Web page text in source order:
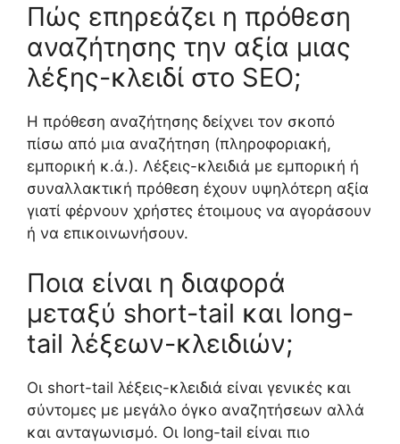
Πώς επηρεάζει η πρόθεση
αναζήτησης την αξία μιας
λέξης-κλειδί στο SEO;
Η πρόθεση αναζήτησης δείχνει τον σκοπό
πίσω από μια αναζήτηση (πληροφοριακή,
εμπορική κ.ά.). Λέξεις-κλειδιά με εμπορική ή
συναλλακτική πρόθεση έχουν υψηλότερη αξία
γιατί φέρνουν χρήστες έτοιμους να αγοράσουν
ή να επικοινωνήσουν.
Ποια είναι η διαφορά
μεταξύ short-tail και long-
tail λέξεων-κλειδιών;
Οι short-tail λέξεις-κλειδιά είναι γενικές και
σύντομες με μεγάλο όγκο αναζητήσεων αλλά
και ανταγωνισμό. Οι long-tail είναι πιο